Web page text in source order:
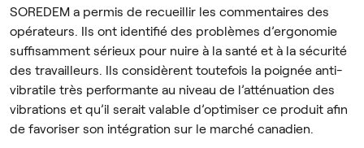
SOREDEM a permis de recueillir les commentaires des
opérateurs. Ils ont identifié des problèmes d’ergonomie
suffisamment sérieux pour nuire à la santé et à la sécurité
des travailleurs. Ils considèrent toutefois la poignée anti-
vibratile très performante au niveau de l’atténuation des
vibrations et qu’il serait valable d’optimiser ce produit afin
de favoriser son intégration sur le marché canadien.